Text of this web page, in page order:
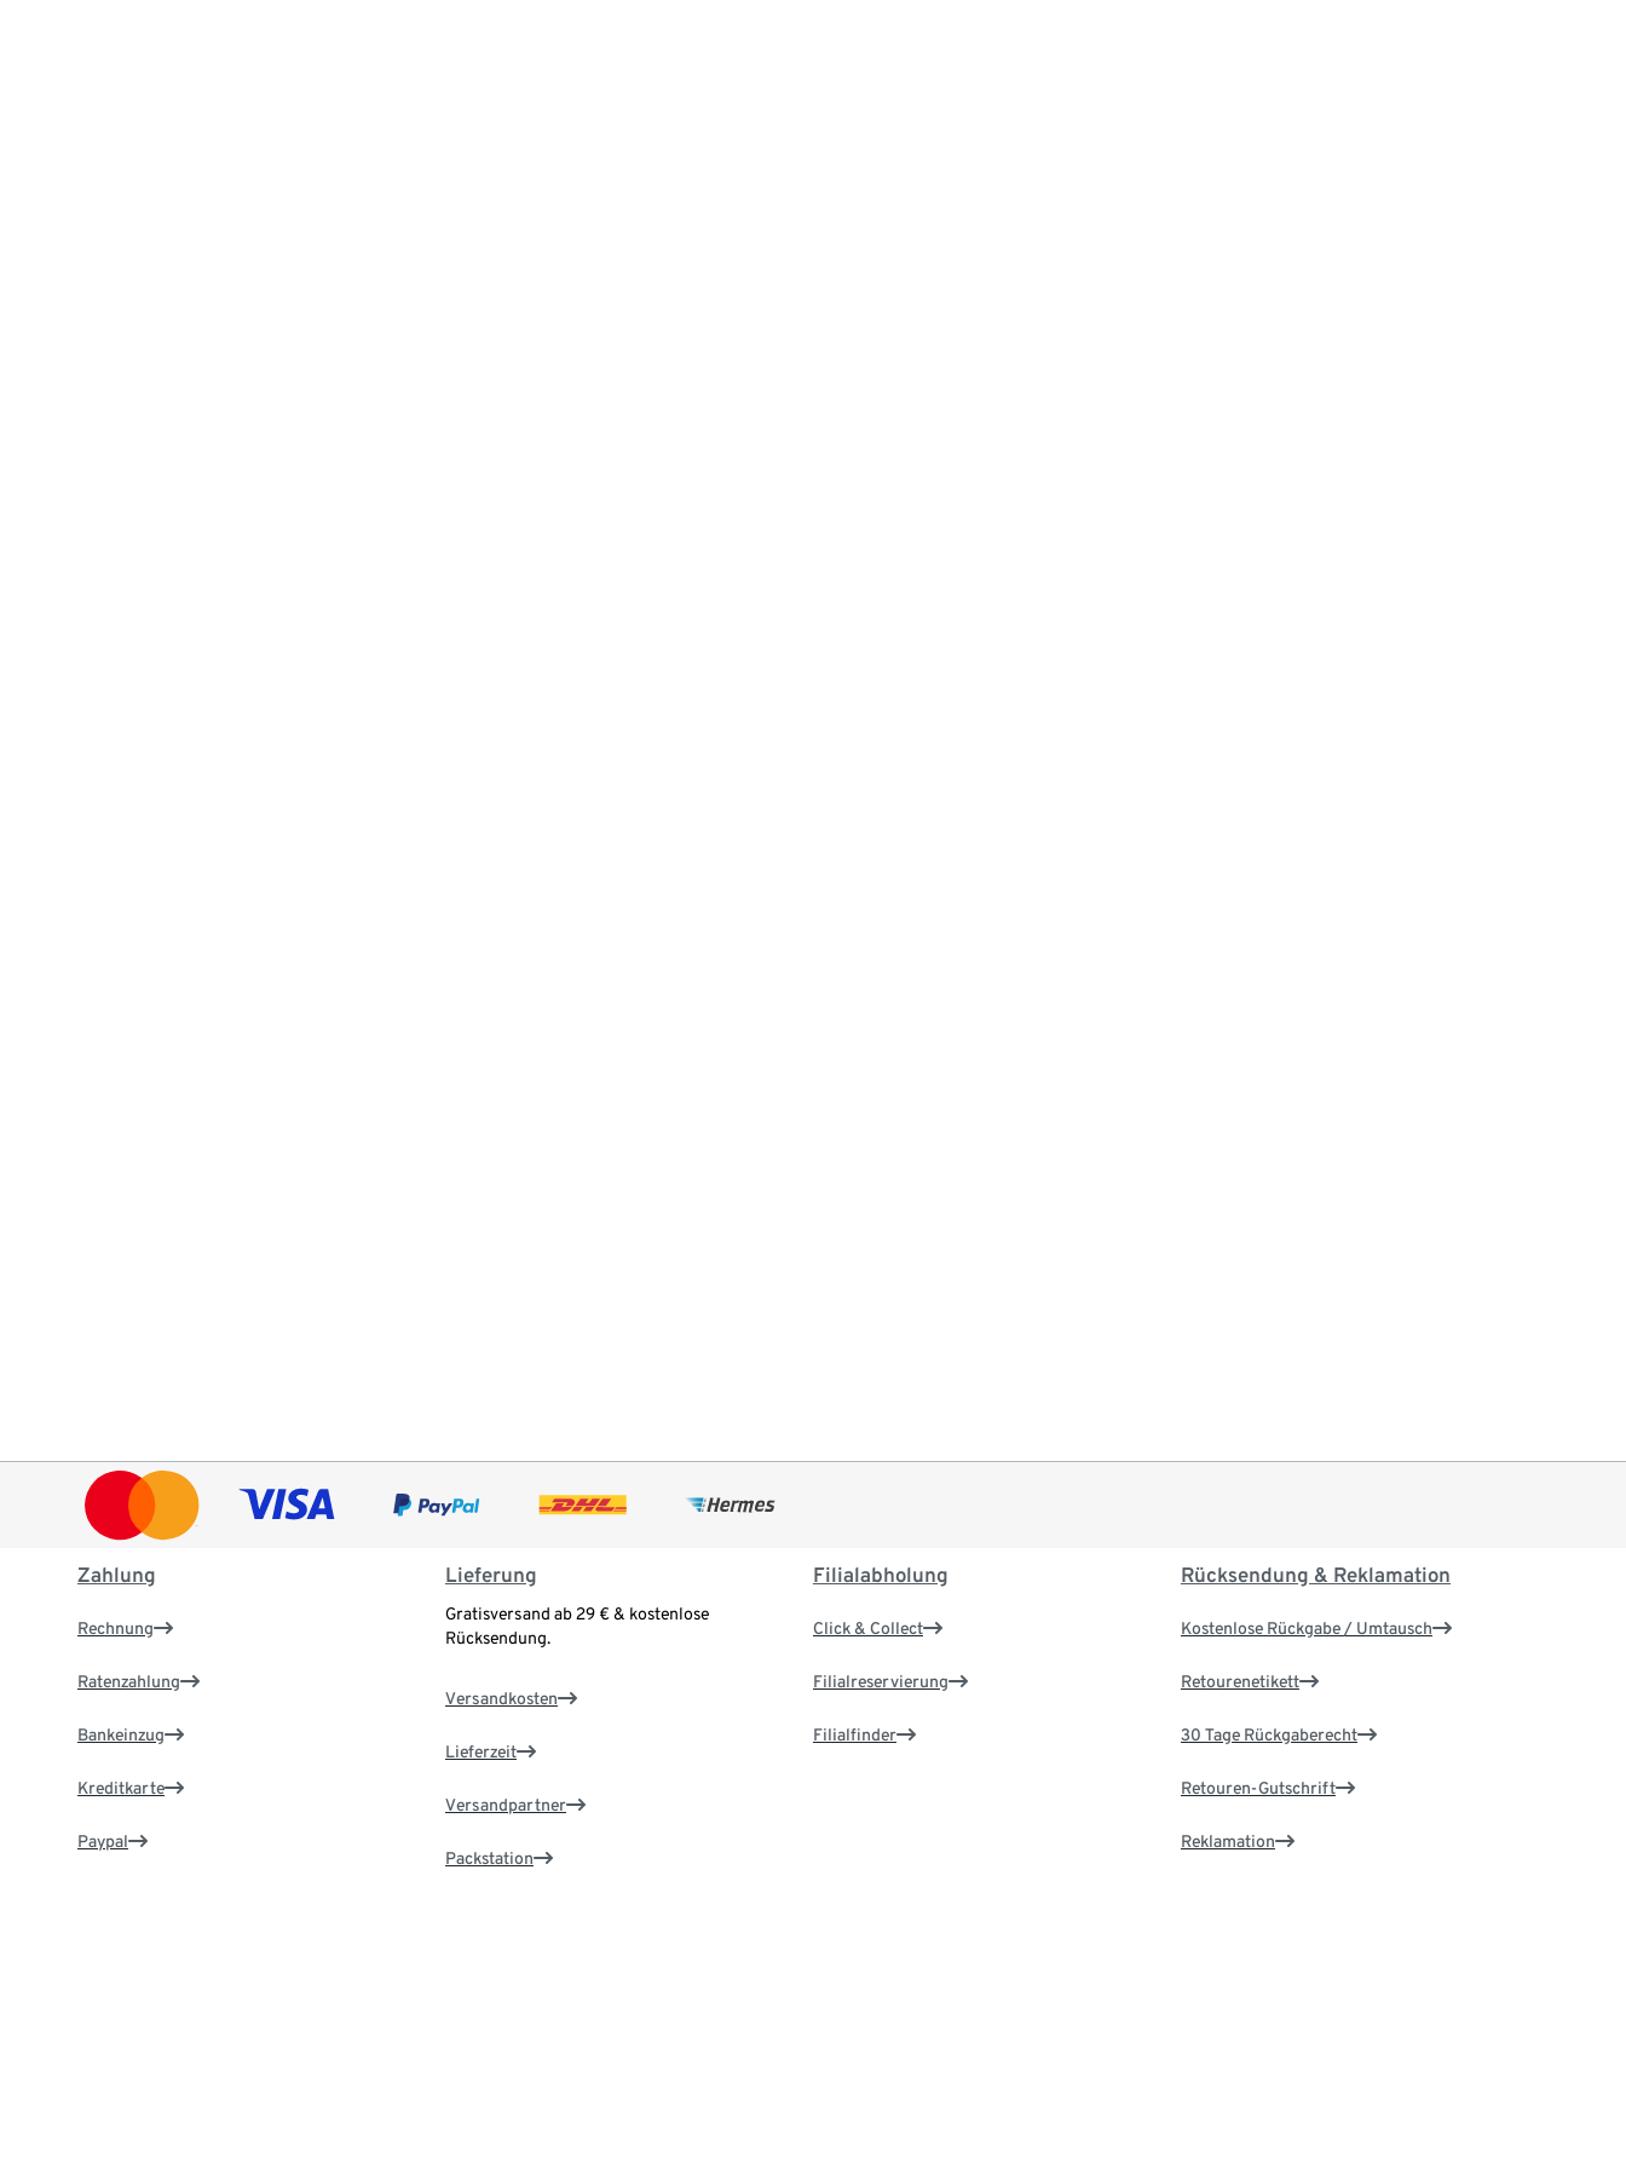
Zahlung
Rechnung
Ratenzahlung
Bankeinzug
Kreditkarte
Paypal
Lieferung
Gratisversand ab 29 € & kostenlose
Rücksendung.
Versandkosten
Lieferzeit
Versandpartner
Packstation
Filialabholung
Click & Collect
Filialreservierung
Filialfinder
Rücksendung & Reklamation
Kostenlose Rückgabe / Umtausch
Retourenetikett
30 Tage Rückgaberecht
Retouren-Gutschrift
Reklamation